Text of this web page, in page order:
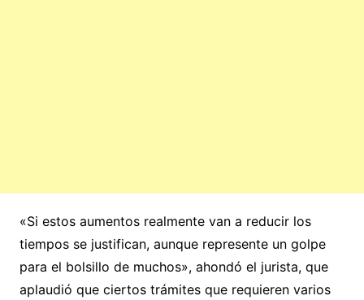
«Si estos aumentos realmente van a reducir los
tiempos se justifican, aunque represente un golpe
para el bolsillo de muchos», ahondó el jurista, que
aplaudió que ciertos trámites que requieren varios